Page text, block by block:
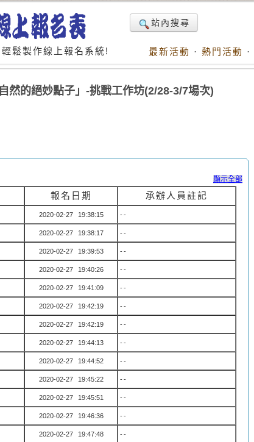
鬆製作線上報名系統!
站內搜尋
最新活動 · 熱門活動 ·
然的絕妙點子」-挑戰工作坊(2/28-3/7場次)
顯示全部
報名日期
承辦人員註記
2020-02-27 19:38:15 --
2020-02-27 19:38:17 --
2020-02-27 19:39:53 --
2020-02-27 19:40:26 --
2020-02-27 19:41:09 --
2020-02-27 19:42:19 --
2020-02-27 19:42:19 --
2020-02-27 19:44:13 --
2020-02-27 19:44:52 --
2020-02-27 19:45:22 --
2020-02-27 19:45:51 --
2020-02-27 19:46:36 --
2020-02-27 19:47:48 --